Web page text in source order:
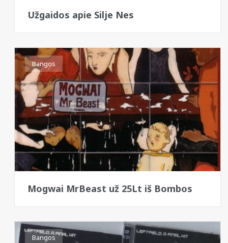
Užgaidos apie Silje Nes
Bangos
Mogwai MrBeast už 25Lt iš Bombos
Bangos